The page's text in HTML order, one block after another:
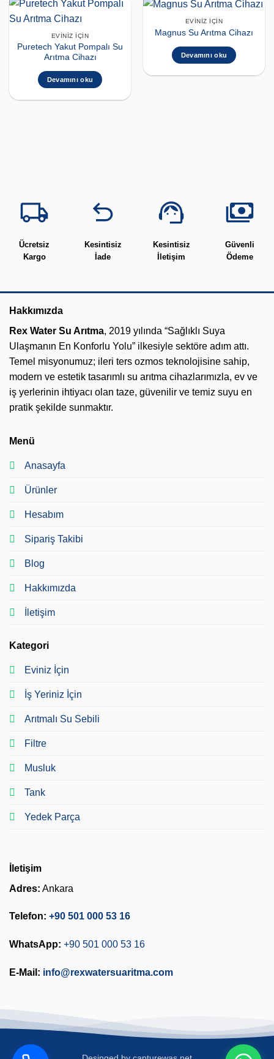
EVINIZ İÇIN
Puretech Yakut Pompalı Su
Arıtma Cihazı
Devamını oku
EVINIZ İÇIN
Magnus Su Arıtma Cihazı
Devamını oku
Ücretsiz
Kargo
Kesintisiz
İade
Kesintisiz
İletişim
Güvenli
Ödeme
Hakkımızda
Rex Water Su Arıtma, 2019 yılında “Sağlıklı Suya
Ulaşmanın En Konforlu Yolu” ilkesiyle sektöre adım attı.
Temel misyonumuz; ileri ters ozmos teknolojisine sahip,
modern ve estetik tasarımlı su arıtma cihazlarımızla, ev ve
iş yerlerinin ihtiyacı olan taze, güvenilir ve temiz suyu en
pratik şekilde sunmaktır.
Menü
Anasayfa
Ürünler
Hesabım
Sipariş Takibi
Blog
Hakkımızda
İletişim
Kategori
Eviniz İçin
İş Yeriniz İçin
Arıtmalı Su Sebili
Filtre
Musluk
Tank
Yedek Parça
İletişim
Adres: Ankara
Telefon: +90 501 000 53 16
WhatsApp: +90 501 000 53 16
E-Mail: info@rexwatersuaritma.com